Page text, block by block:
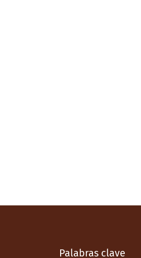
Palabras clave